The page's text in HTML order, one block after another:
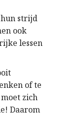
strijd
ook
lessen
of te
zich
Daarom